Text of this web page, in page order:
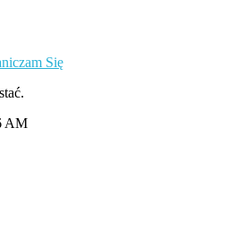
Się
AM